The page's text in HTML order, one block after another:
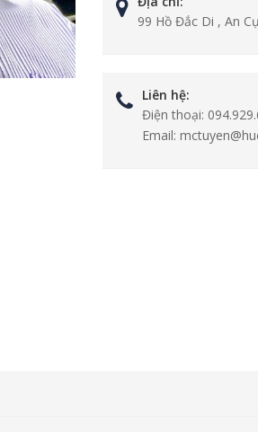
99 Hồ Đắc Di , An
Liên hệ:
Điện thoại:
Email: